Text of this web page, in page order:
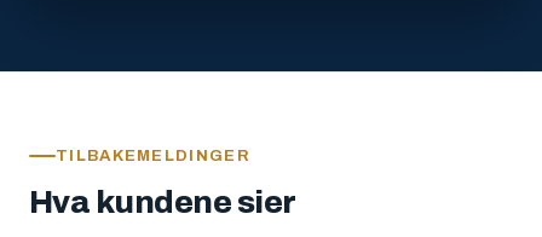
TILBAKEMELDINGER
Hva kundene sier